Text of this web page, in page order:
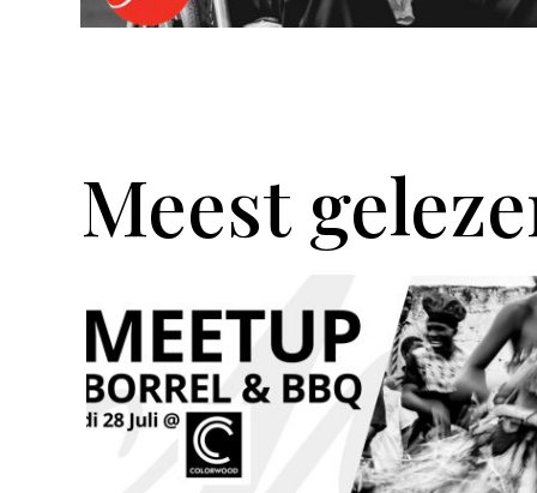
Meest